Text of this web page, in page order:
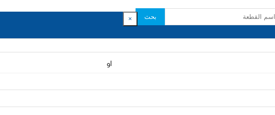
بحث ×
او